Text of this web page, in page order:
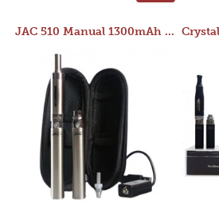
JAC 510 Manual 1300mAh Starter Kit